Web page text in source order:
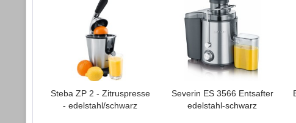
Steba ZP 2 - Zitruspresse
- edelstahl/schwarz
Severin ES 3566 Entsafter
edelstahl-schwarz